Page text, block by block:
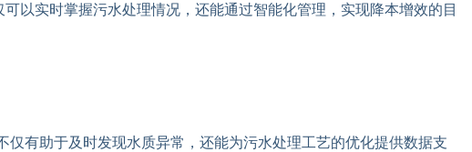
以实时掌握污水处理情况，还能通过智能化管理，实现降本增效的目
有助于及时发现水质异常，还能为污水处理工艺的优化提供数据支